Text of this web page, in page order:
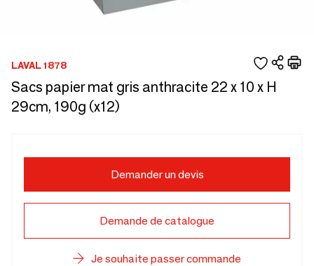
LAVAL 1878
Sacs papier mat gris anthracite 22 x 10 x H
29cm, 190g (x12)
Demander un devis
Demande de catalogue
Je souhaite passer commande